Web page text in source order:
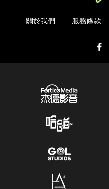
關於我們 服務條款